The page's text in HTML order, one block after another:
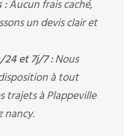
:Aucun frais caché,
un devis clair et
et 7j/7 :Nous
à tout
trajets à Plappeville
nancy.